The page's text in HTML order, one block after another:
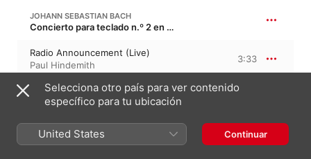
JOHANN SEBASTIAN BACH
Concierto para teclado n.º 2 en mi mayor, BWV 1053
Radio Announcement (Live)
Paul Hindemith
3:33
CLAUDIO MONTEVERDI
Toccata (Live)
Wiener Symphoniker,Paul
Selecciona otro país para ver contenido
específico para tu ubicación
United States Continuar